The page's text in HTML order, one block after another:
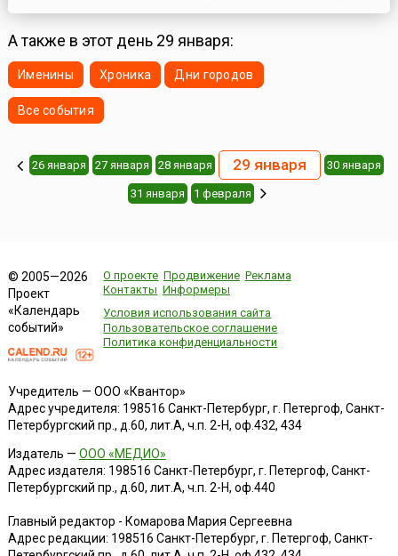
инфраструктурой....
А также в этот день 29 января:
Именины Хроника Дни городов
Все события
26 января 27 января 28 января 29 января 30 января
31 января 1 февраля
© 2005—2026
Проект
«Календарь
событий»
О проекте Продвижение Реклама
Контакты Информеры
Условия использования сайта
Пользовательское соглашение
Политика конфиденциальности
Учредитель — ООО «Квантор»
Адрес учредителя: 198516 Санкт-Петербург, г. Петергоф, Санкт-
Петербургский пр., д.60, лит.А, ч.п. 2-Н, оф.432, 434
Издатель — ООО «МЕДИО»
Адрес издателя: 198516 Санкт-Петербург, г. Петергоф, Санкт-
Петербургский пр., д.60, лит.А, ч.п. 2-Н, оф.440
Главный редактор - Комарова Мария Сергеевна
Адрес редакции: 198516 Санкт-Петербург, г. Петергоф, Санкт-